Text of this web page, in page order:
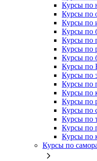
Курсы по
Курсы по
Курсы по
Курсы по
Курсы по
Курсы по
Курсы по
Курсы по
Курсы по
Курсы по
Курсы по
Курсы по
Курсы по
Курсы по
Курсы по
Курсы по
Курсы по